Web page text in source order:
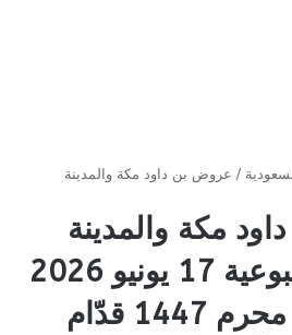
/ عروض بن داود مكة والمدينة
مكة والمدينة
والطائف الأسبوعية 17 يونيو 2026
الموافق 2 محرم 1447 قدّام